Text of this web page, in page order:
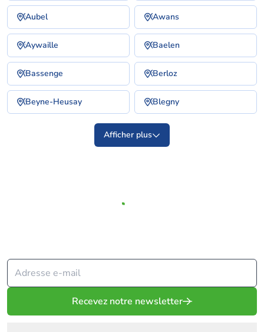
Aubel Awans
Aywaille Baelen
Bassenge Berloz
Beyne-Heusay Blegny
Afficher plus
Recevez notre newsletter